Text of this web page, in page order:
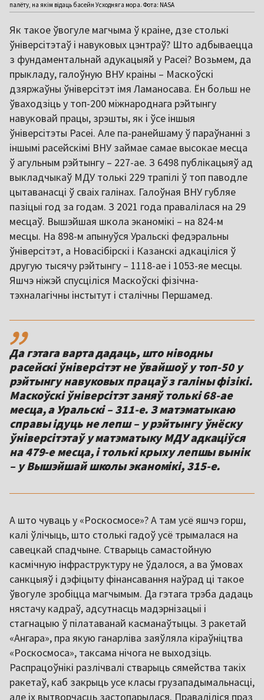
палёту, на якім відаць басейн Усходняга мора. Фота: NASA
Як такое ўвогуле магчыма ў краіне, дзе столькі
ўніверсітэтаў і навуковых цэнтраў? Што адбываецца
з фундаментальнай адукацыяй у Расеі? Возьмем, да
прыкладу, галоўную ВНУ краіны – Маскоўскі
дзяржаўны ўніверсітэт імя Ламаносава. Ён больш не
ўваходзіць у топ-200 міжнароднага рэйтынгу
навуковай працы, зрэшты, як і ўсе іншыя
ўніверсітэты Расеі. Але па-ранейшаму ў параўнанні з
іншымі расейскімі ВНУ займае самае высокае месца
ў агульным рэйтынгу – 227-ае. З 6498 публікацыяў ад
выкладчыкаў МДУ толькі 229 трапілі ў топ паводле
цытаванасці ў сваіх галінах. Галоўная ВНУ губляе
пазіцыі год за годам. З 2021 года правалілася на 29
месцаў. Вышэйшая школа эканомікі – на 824-м
месцы. На 898-м апынуўся Уральскі федэральны
ўніверсітэт, а Новасібірскі і Казанскі адкаціліся ў
другую тысячу рэйтынгу – 1118-ае і 1053-яе месцы.
Яшчэ ніжэй спусціліся Маскоўскі фізічна-
тэхналагічны інстытут і сталічны Першамед.
,,
Да гэтага варта дадаць, што ніводны
расейскі ўніверсітэт не ўвайшоў у топ-50 у
рэйтынгу навуковых працаў з галіны фізікі.
Маскоўскі ўніверсітэт заняў толькі 68-ае
месца, а Уральскі – 311-е. З матэматыкаю
справы ідуць не лепш – у рэйтынгу ўнёску
ўніверсітэтаў у матэматыку МДУ адкаціўся
на 479-е месца, і толькі крыху лепшы вынік
– у Вышэйшай школы эканомікі, 315-е.
А што чуваць у «Роскосмосе»? А там усё яшчэ горш,
калі ўлічыць, што столькі гадоў усё трымалася на
савецкай спадчыне. Стварыць самастойную
касмічную інфраструктуру не ўдалося, а ва ўмовах
санкцыяў і дэфіцыту фінансавання наўрад ці такое
ўвогуле зробіцца магчымым. Да гэтага трэба дадаць
нястачу кадраў, адсутнасць мадэрнізацыі і
стагнацыю ў пілатаванай касманаўтыцы. З ракетай
«Ангара», пра якую ганарліва заяўляла кіраўніцтва
«Роскосмоса», таксама нічога не выходзіць.
Распрацоўнікі разлічвалі стварыць сямейства такіх
ракетаў, каб закрыць усе класы грузападымальнасці,
але іх вытворчасць застопарылася. Праваліліся праз